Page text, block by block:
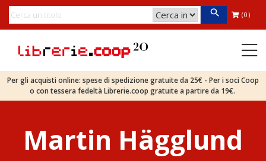
(0)
Per gli acquisti online: spese di spedizione gratuite da 25€ - Per i soci Coop
o con tessera fedeltà Librerie.coop gratuite a partire da 19€.
Martin Hägglund